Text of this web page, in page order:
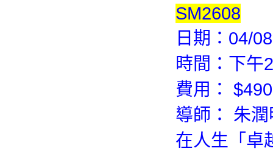
SM2608
日期：04/
時間：下午
費用：
導師： 朱
在人生「卓